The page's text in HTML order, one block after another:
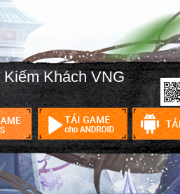
Kiếm Khách VNG